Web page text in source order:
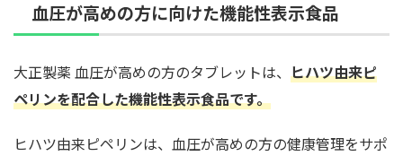
血圧が高めの方に向けた機能性表示食品
大正製薬 血圧が高めの方のタブレットは、 ヒハツ由来ピ
ペリンを配合した機能性表示食品です。
ヒハツ由来ピペリンは、血圧が高めの方の健康管理をサポ